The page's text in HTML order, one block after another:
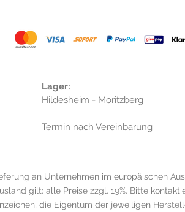
Lager:
Hildesheim - Moritzberg
Termin nach Vereinbarung
an Unternehmen im europäischen
gilt: alle Preise zzgl. 19%. Bitte
die Eigentum der jeweiligen